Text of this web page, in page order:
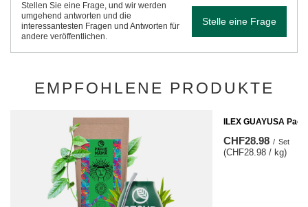
Stellen Sie eine Frage, und wir werden
umgehend antworten und die
interessantesten Fragen und Antworten für
andere veröffentlichen.
Stelle eine Frage
EMPFOHLENE PRODUKTE
ILEX GUAYUSA
CHF28.98 / Set
(CHF28.98 / kg)